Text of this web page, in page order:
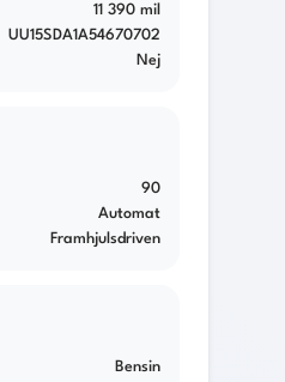
11 390 mil
UU15SDA1A54670702
Nej
90
Automat
Framhjulsdriven
Bensin